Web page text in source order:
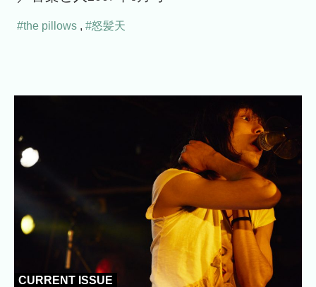
#the pillows , #怒髪天
CURRENT ISSUE